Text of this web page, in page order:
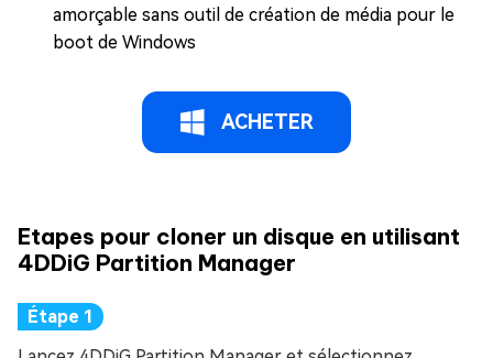
amorçable sans outil de création de média pour le
boot de Windows
ACHETER
Etapes pour cloner un disque en utilisant
4DDiG Partition Manager